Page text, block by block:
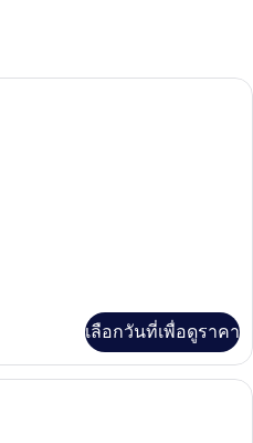
ห้องสแตนดาร์ดดับเบิล | ตู้นิรภัยในห้อ
เลือกวันที่เพื่อดูราคา